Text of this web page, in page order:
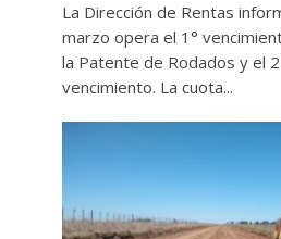
La Dirección de Rentas
marzo opera el 1°
la Patente de Rodados y el
vencimiento. La cuota...